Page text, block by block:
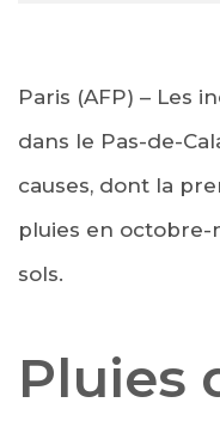
Paris (AFP) – Les
dans le Pas-de-
causes, dont la
pluies en
sols.
Pluies